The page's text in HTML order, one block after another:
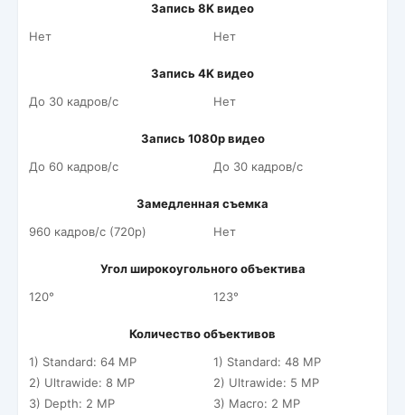
Запись 8K видео
Нет
Нет
Запись 4K видео
До 30 кадров/c
Нет
Запись 1080p видео
До 60 кадров/c
До 30 кадров/c
Замедленная съемка
960 кадров/c (720p)
Нет
Угол широкоугольного объектива
120°
123°
Количество объективов
1) Standard: 64 MP
2) Ultrawide: 8 MP
3) Depth: 2 MP
1) Standard: 48 MP
2) Ultrawide: 5 MP
3) Macro: 2 MP